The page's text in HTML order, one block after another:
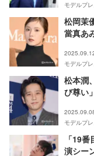
モデルプ
松岡茉
當真あ
モデルプ
松本潤
び尊い
モデルプ
「19
演シー